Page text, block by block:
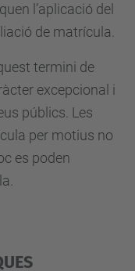
l’aplicació del
de matrícula.
termini de
excepcional i
públics. Les
per motius no
es poden